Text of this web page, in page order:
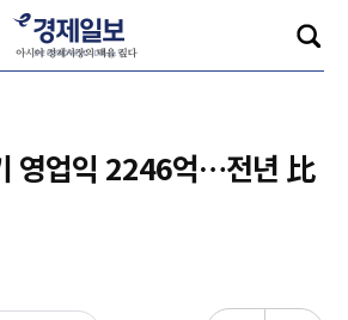
영업익 2246억…전년 比